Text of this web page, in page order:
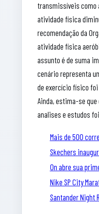
transmissíveis como
atividade física
recomendação da
atividade física
assunto é de suma
cenário representa
de exercício físico foi
Ainda, estima-se
analises e estudos
Mais de 500
Skechers
On abre sua
Nike SP City
Santander Night